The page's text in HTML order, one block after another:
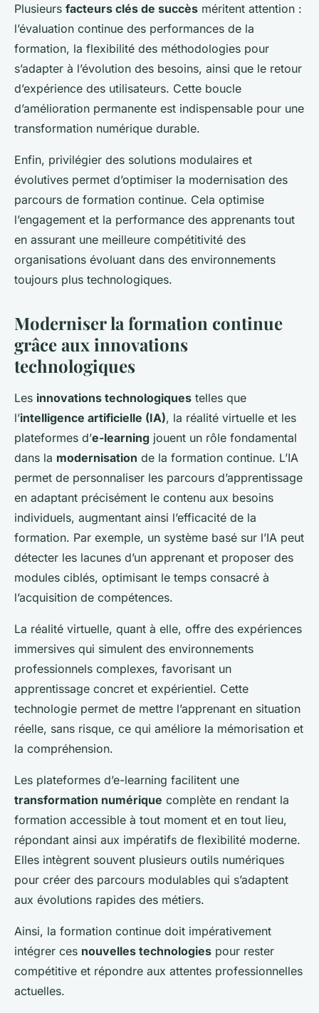
Plusieurs facteurs clés de succès méritent attention :
l’évaluation continue des performances de la
formation, la flexibilité des méthodologies pour
s’adapter à l’évolution des besoins, ainsi que le retour
d’expérience des utilisateurs. Cette boucle
d’amélioration permanente est indispensable pour une
transformation numérique durable.
Enfin, privilégier des solutions modulaires et
évolutives permet d’optimiser la modernisation des
parcours de formation continue. Cela optimise
l’engagement et la performance des apprenants tout
en assurant une meilleure compétitivité des
organisations évoluant dans des environnements
toujours plus technologiques.
Moderniser la formation continue
grâce aux innovations
technologiques
Les innovations technologiques telles que
l’intelligence artificielle (IA), la réalité virtuelle et les
plateformes d’e-learning jouent un rôle fondamental
dans la modernisation de la formation continue. L’IA
permet de personnaliser les parcours d’apprentissage
en adaptant précisément le contenu aux besoins
individuels, augmentant ainsi l’efficacité de la
formation. Par exemple, un système basé sur l’IA peut
détecter les lacunes d’un apprenant et proposer des
modules ciblés, optimisant le temps consacré à
l’acquisition de compétences.
La réalité virtuelle, quant à elle, offre des expériences
immersives qui simulent des environnements
professionnels complexes, favorisant un
apprentissage concret et expérientiel. Cette
technologie permet de mettre l’apprenant en situation
réelle, sans risque, ce qui améliore la mémorisation et
la compréhension.
Les plateformes d’e-learning facilitent une
transformation numérique complète en rendant la
formation accessible à tout moment et en tout lieu,
répondant ainsi aux impératifs de flexibilité moderne.
Elles intègrent souvent plusieurs outils numériques
pour créer des parcours modulables qui s’adaptent
aux évolutions rapides des métiers.
Ainsi, la formation continue doit impérativement
intégrer ces nouvelles technologies pour rester
compétitive et répondre aux attentes professionnelles
actuelles.